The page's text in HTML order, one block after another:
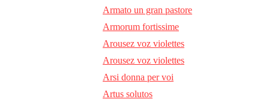
Armato un gran pastore
Armorum fortissime
Arousez voz violettes
Arousez voz violettes
Arsi donna per voi
Artus solutos